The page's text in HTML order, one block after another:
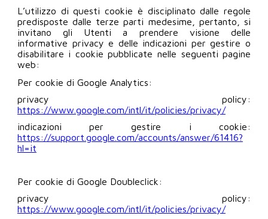
L’utilizzo di questi cookie è disciplinato dalle regole
predisposte dalle terze parti medesime, pertanto, si
invitano gli Utenti a prendere visione delle
informative privacy e delle indicazioni per gestire o
disabilitare i cookie pubblicate nelle seguenti pagine
web:
Per cookie di Google Analytics:
privacy policy:
https://www.google.com/intl/it/policies/privacy/
indicazioni per gestire i cookie:
https://support.google.com/accounts/answer/61416?
hl=it
Per cookie di Google Doubleclick:
privacy policy:
https://www.google.com/intl/it/policies/privacy/